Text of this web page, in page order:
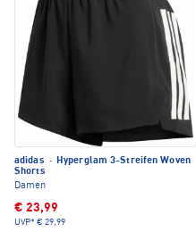
adidas ·
Hyperglam 3-Streifen Woven
Shorts
Damen
€ 23,99
UVP* € 29,99